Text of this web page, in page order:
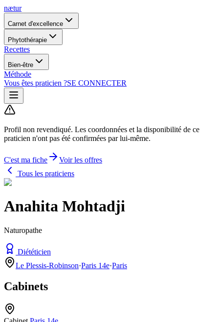
nætur
Carnet d'excellence
Phytothérapie
Recettes
Bien-être
Méthode
Vous êtes praticien ?SE CONNECTER
Profil non revendiqué. Les coordonnées et la disponibilité de ce
praticien n'ont pas été confirmées par lui-même.
C'est ma fiche
Voir les offres
Tous les praticiens
Anahita Mohtadji
Naturopathe
Diététicien
Le Plessis-Robinson·Paris 14e·Paris
Cabinets